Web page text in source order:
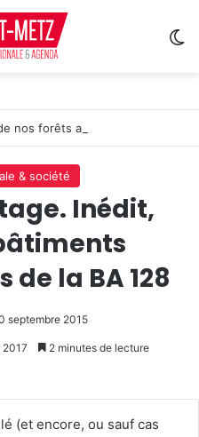
& société
Inédit,
la BA 128
septembre 2015
2017 2 minutes de lecture
(et encore, ou sauf cas